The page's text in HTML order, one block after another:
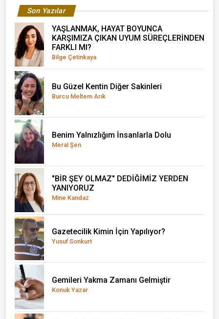
Son Yazılar
YAŞLANMAK, HAYAT BOYUNCA
KARŞIMIZA ÇIKAN UYUM SÜREÇLERİNDEN
FARKLI MI?
Bilge Çetinkaya
Bu Güzel Kentin Diğer Sakinleri
Burcu Meltem Arık
Benim Yalnızlığım İnsanlarla Dolu
Meral Şen
"BİR ŞEY OLMAZ" DEDİĞİMİZ YERDEN
YANIYORUZ
Mine Kandaz
Gazetecilik Kimin İçin Yapılıyor?
Yusuf Sonkurt
Gemileri Yakma Zamanı Gelmiştir
Konuk Yazar